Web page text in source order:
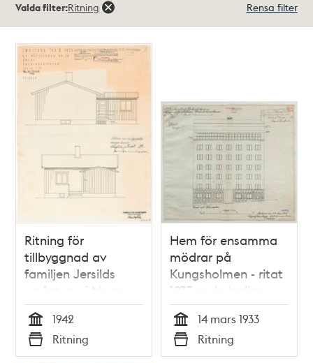
träffar
Valda filter:Ritning Rensa filter
Ritning för
tillbyggnad av
familjen Jersilds
småstuga i Norra
Ängby 1942
Tid
1942
Typ
Ritning
Hem för ensamma
mödrar på
Kungsholmen - ritat
1933 av kvinnliga
arkitektpionjärer
Tid
14 mars 1933
Typ
Ritning